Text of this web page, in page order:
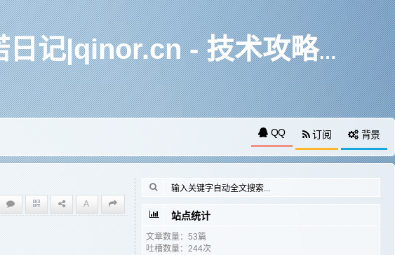
基于矩阵变换算法的图同构识别 - 奇诺日记|qinor.cn - 技术攻略分享
QQ 订阅 背景
A
站点统计
文章数量：53篇
吐槽数量：244次